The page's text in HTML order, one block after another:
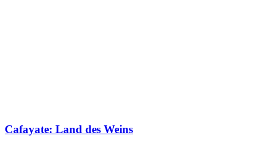
Cafayate: Land des Weins